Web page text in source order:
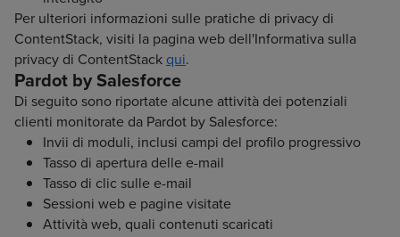
Per ulteriori informazioni sulle pratiche di privacy di
ContentStack, visiti la pagina web dell'Informativa sulla
privacy di ContentStack qui.
Pardot by Salesforce
Di seguito sono riportate alcune attività dei potenziali
clienti monitorate da Pardot by Salesforce:
Invii di moduli, inclusi campi del profilo progressivo
Tasso di apertura delle e-mail
Tasso di clic sulle e-mail
Sessioni web e pagine visitate
Attività web, quali contenuti scaricati